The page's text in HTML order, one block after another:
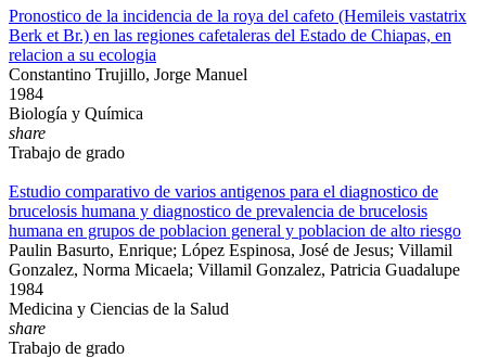
Pronostico de la incidencia de la roya del cafeto (Hemileis vastatrix
Berk et Br.) en las regiones cafetaleras del Estado de Chiapas, en
relacion a su ecologia
Constantino Trujillo, Jorge Manuel
1984
Biología y Química
share
Trabajo de grado
Estudio comparativo de varios antigenos para el diagnostico de
brucelosis humana y diagnostico de prevalencia de brucelosis
humana en grupos de poblacion general y poblacion de alto riesgo
Paulin Basurto, Enrique; López Espinosa, José de Jesus; Villamil
Gonzalez, Norma Micaela; Villamil Gonzalez, Patricia Guadalupe
1984
Medicina y Ciencias de la Salud
share
Trabajo de grado